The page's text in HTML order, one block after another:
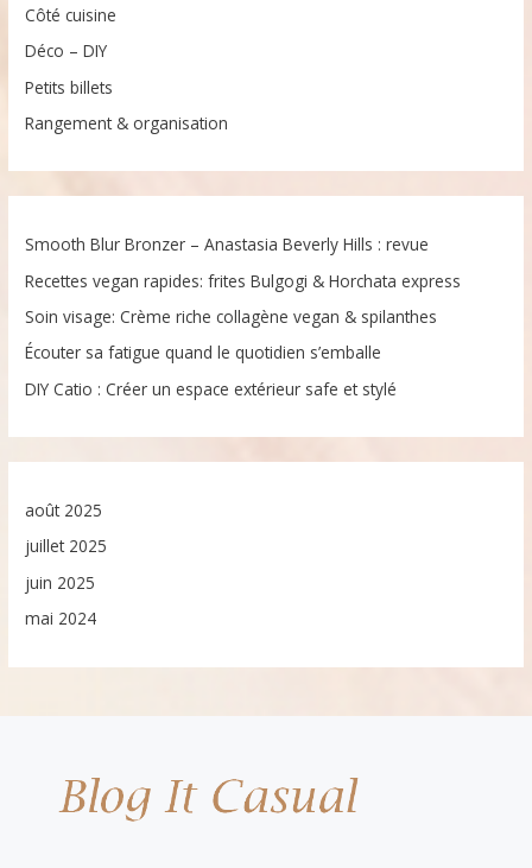
l’essentiel:
retour
blogosphère
Côté cuisine
Déco – DIY
Petits billets
Rangement & organisation
Smooth Blur Bronzer – Anastasia Beverly Hills : revue
Recettes vegan rapides: frites Bulgogi & Horchata express
Soin visage: Crème riche collagène vegan & spilanthes
Écouter sa fatigue quand le quotidien s’emballe
DIY Catio : Créer un espace extérieur safe et stylé
août 2025
juillet 2025
juin 2025
mai 2024